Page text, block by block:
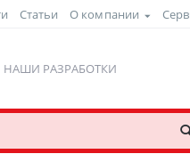
Статьи О компании
НАШИ РАЗРАБОТКИ